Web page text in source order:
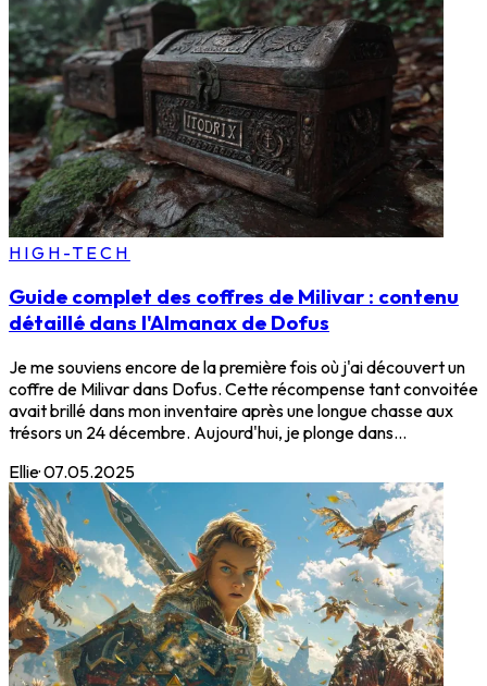
HIGH-TECH
Guide complet des coffres de Milivar : contenu
détaillé dans l'Almanax de Dofus
Je me souviens encore de la première fois où j'ai découvert un
coffre de Milivar dans Dofus. Cette récompense tant convoitée
avait brillé dans mon inventaire après une longue chasse aux
trésors un 24 décembre. Aujourd'hui, je plonge dans...
Ellie·07.05.2025